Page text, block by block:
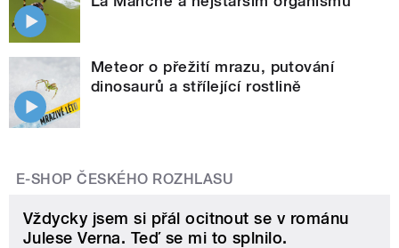
Meteor o přežití mrazu, putování
dinosaurů a střílející rostlině
E-SHOP ČESKÉHO ROZHLASU
Vždycky jsem si přál ocitnout se v románu
Julese Verna. Teď se mi to splnilo.